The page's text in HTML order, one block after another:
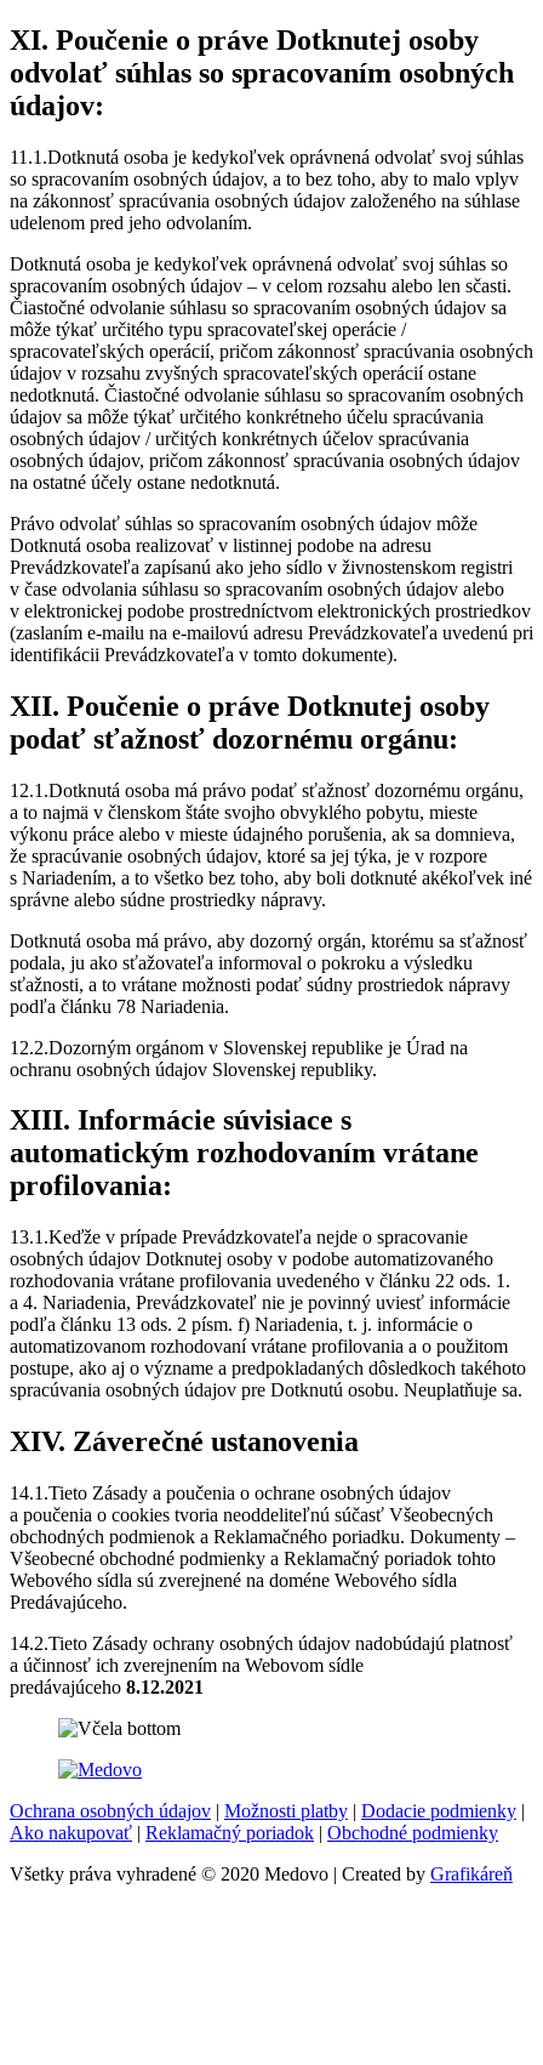
XI. Poučenie o práve Dotknutej osoby
odvolať súhlas so spracovaním osobných
údajov:
11.1.Dotknutá osoba je kedykoľvek oprávnená odvolať svoj súhlas
so spracovaním osobných údajov, a to bez toho, aby to malo vplyv
na zákonnosť spracúvania osobných údajov založeného na súhlase
udelenom pred jeho odvolaním.
Dotknutá osoba je kedykoľvek oprávnená odvolať svoj súhlas so
spracovaním osobných údajov – v celom rozsahu alebo len sčasti.
Čiastočné odvolanie súhlasu so spracovaním osobných údajov sa
môže týkať určitého typu spracovateľskej operácie /
spracovateľských operácií, pričom zákonnosť spracúvania osobných
údajov v rozsahu zvyšných spracovateľských operácií ostane
nedotknutá. Čiastočné odvolanie súhlasu so spracovaním osobných
údajov sa môže týkať určitého konkrétneho účelu spracúvania
osobných údajov / určitých konkrétnych účelov spracúvania
osobných údajov, pričom zákonnosť spracúvania osobných údajov
na ostatné účely ostane nedotknutá.
Právo odvolať súhlas so spracovaním osobných údajov môže
Dotknutá osoba realizovať v listinnej podobe na adresu
Prevádzkovateľa zapísanú ako jeho sídlo v živnostenskom registri
v čase odvolania súhlasu so spracovaním osobných údajov alebo
v elektronickej podobe prostredníctvom elektronických prostriedkov
(zaslaním e-mailu na e-mailovú adresu Prevádzkovateľa uvedenú pri
identifikácii Prevádzkovateľa v tomto dokumente).
XII. Poučenie o práve Dotknutej osoby
podať sťažnosť dozornému orgánu:
12.1.Dotknutá osoba má právo podať sťažnosť dozornému orgánu,
a to najmä v členskom štáte svojho obvyklého pobytu, mieste
výkonu práce alebo v mieste údajného porušenia, ak sa domnieva,
že spracúvanie osobných údajov, ktoré sa jej týka, je v rozpore
s Nariadením, a to všetko bez toho, aby boli dotknuté akékoľvek iné
správne alebo súdne prostriedky nápravy.
Dotknutá osoba má právo, aby dozorný orgán, ktorému sa sťažnosť
podala, ju ako sťažovateľa informoval o pokroku a výsledku
sťažnosti, a to vrátane možnosti podať súdny prostriedok nápravy
podľa článku 78 Nariadenia.
12.2.Dozorným orgánom v Slovenskej republike je Úrad na
ochranu osobných údajov Slovenskej republiky.
XIII. Informácie súvisiace s
automatickým rozhodovaním vrátane
profilovania:
13.1.Keďže v prípade Prevádzkovateľa nejde o spracovanie
osobných údajov Dotknutej osoby v podobe automatizovaného
rozhodovania vrátane profilovania uvedeného v článku 22 ods. 1.
a 4. Nariadenia, Prevádzkovateľ nie je povinný uviesť informácie
podľa článku 13 ods. 2 písm. f) Nariadenia, t. j. informácie o
automatizovanom rozhodovaní vrátane profilovania a o použitom
postupe, ako aj o význame a predpokladaných dôsledkoch takéhoto
spracúvania osobných údajov pre Dotknutú osobu. Neuplatňuje sa.
XIV. Záverečné ustanovenia
14.1.Tieto Zásady a poučenia o ochrane osobných údajov
a poučenia o cookies tvoria neoddeliteľnú súčasť Všeobecných
obchodných podmienok a Reklamačného poriadku. Dokumenty –
Všeobecné obchodné podmienky a Reklamačný poriadok tohto
Webového sídla sú zverejnené na doméne Webového sídla
Predávajúceho.
14.2.Tieto Zásady ochrany osobných údajov nadobúdajú platnosť
a účinnosť ich zverejnením na Webovom sídle
predávajúceho 8.12.2021
Ochrana osobných údajov | Možnosti platby | Dodacie podmienky |
Ako nakupovať | Reklamačný poriadok | Obchodné podmienky
Všetky práva vyhradené © 2020 Medovo | Created by Grafikáreň